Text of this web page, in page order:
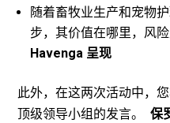
随着畜牧业生产和宠物
步，其价值在哪里，风险
Havenga 呈现
此外，在这两次活动中，
顶级领导小组的发言。保